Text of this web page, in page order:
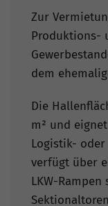
Zur
Produktions-
dem
Die
m² und
Logistik- oder
verfügt über
LKW-